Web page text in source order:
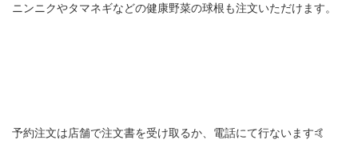
ニンニクやタマネギなどの健康野菜の球根も注文いただけます。
予約注文は店舗で注文書を受け取るか、電話にて行ないます🤙